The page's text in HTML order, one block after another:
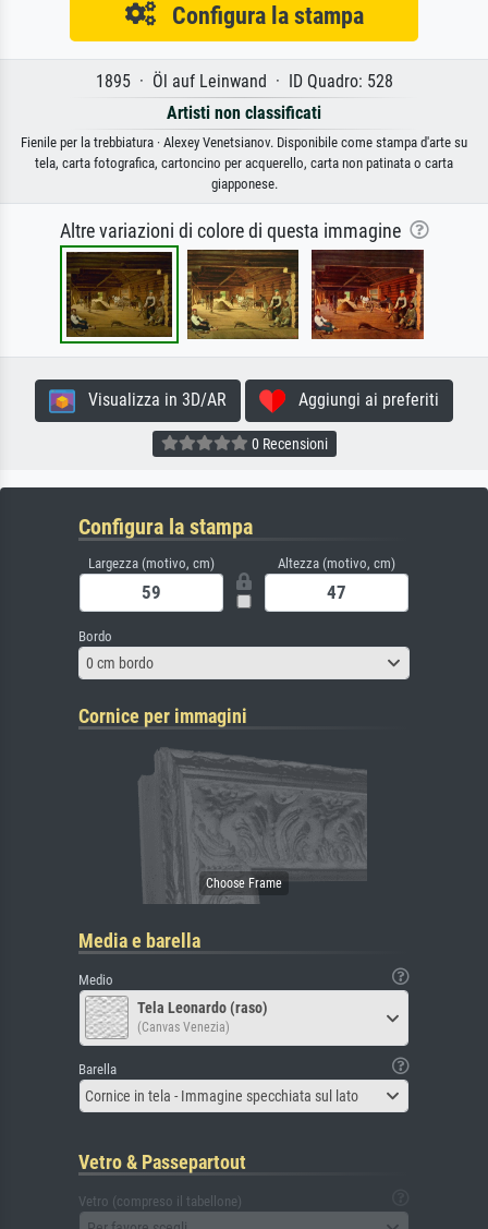
Configura la stampa
1895 · Öl auf Leinwand · ID Quadro: 528
Artisti non classificati
Fienile per la trebbiatura · Alexey Venetsianov. Disponibile come stampa d'arte su
tela, carta fotografica, cartoncino per acquerello, carta non patinata o carta
giapponese.
Altre variazioni di colore di questa immagine
Visualizza in 3D/AR Aggiungi ai preferiti
0 Recensioni
Configura la stampa
Largezza (motivo, cm) Altezza (motivo, cm)
Bordo
0 cm bordo
Cornice per immagini
Media e barella
Medio
Tela Leonardo (raso)
(Canvas Venezia)
Barella
Cornice in tela - Immagine specchiata sul lato
Vetro & Passepartout
Vetro (compreso il tabellone)